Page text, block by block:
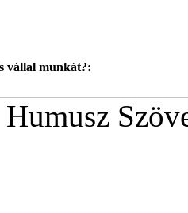
vállal munkát?: